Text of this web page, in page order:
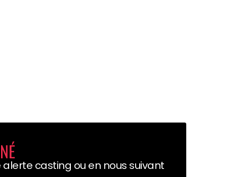
casting ou en nous suivant